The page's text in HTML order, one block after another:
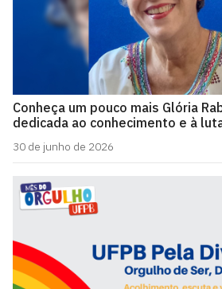
Conheça um pouco mais Glória
dedicada ao conhecimento e à
30 de junho de 2026